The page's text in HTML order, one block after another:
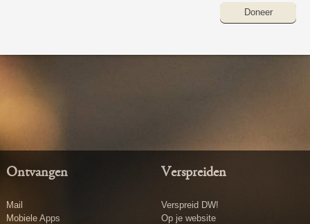
Doneer
Ontvangen
Mail
Mobiele Apps
Verspreiden
Verspreid DW!
Op je website